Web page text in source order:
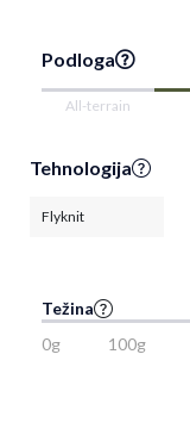
Podloga
All-terrain
Tehnologija
Flyknit
Težina
0g 100g